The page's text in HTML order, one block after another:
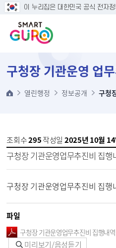
본문 바
이 누리집은 대한민국 공식 전자
구청장 기관운영 업
열린행정 정보공개 구청
조회수295작성일 2025년 10월
구청장 기관운영업무추진비 집
구청장 기관운영업무추진비 집
파일
구청장 기관운영업무추진비 집행내
미리보기/음성듣기